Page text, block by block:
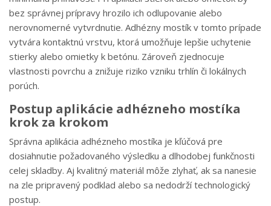
bez správnej prípravy hrozilo ich odlupovanie alebo
nerovnomerné vytvrdnutie. Adhézny mostík v tomto prípade
vytvára kontaktnú vrstvu, ktorá umožňuje lepšie uchytenie
stierky alebo omietky k betónu. Zároveň zjednocuje
vlastnosti povrchu a znižuje riziko vzniku trhlín či lokálnych
porúch.
Postup aplikácie adhézneho mostíka
krok za krokom
Správna aplikácia adhézneho mostíka je kľúčová pre
dosiahnutie požadovaného výsledku a dlhodobej funkčnosti
celej skladby. Aj kvalitný materiál môže zlyhať, ak sa nanesie
na zle pripravený podklad alebo sa nedodrží technologický
postup.